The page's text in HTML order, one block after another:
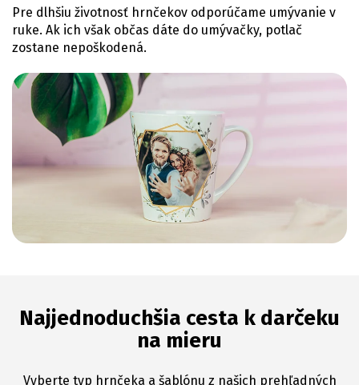
Pre dlhšiu životnosť hrnčekov odporúčame umývanie v
ruke. Ak ich však občas dáte do umývačky, potlač
zostane nepoškodená.
Najjednoduchšia cesta k darčeku
na mieru
Vyberte typ hrnčeka a šablónu z našich prehľadných